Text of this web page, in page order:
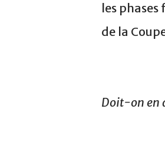
les
de la
Doit-on en